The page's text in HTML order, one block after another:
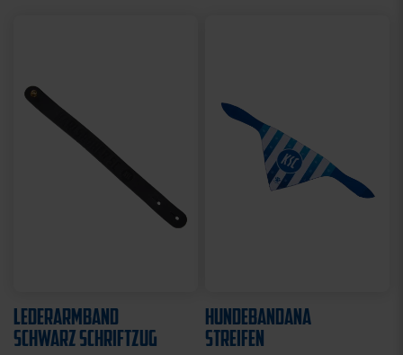
LEDERARMBAND
SCHWARZ SCHRIFTZUG
HUNDEBANDANA
STREIFEN